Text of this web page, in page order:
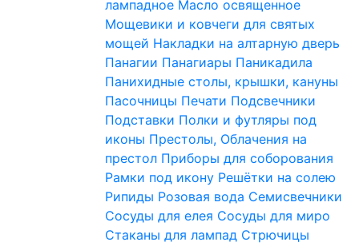
лампадное Масло освященное
Мощевики и ковчеги для святых
мощей Накладки на алтарную дверь
Панагии Панагиары Паникадила
Панихидные столы, крышки, кануны
Пасочницы Печати Подсвечники
Подставки Полки и футляры под
иконы Престолы, Облачения на
престол Приборы для соборования
Рамки под икону Решётки на солею
Рипиды Розовая вода Семисвечники
Сосуды для елея Сосуды для миро
Стаканы для лампад Стрючицы